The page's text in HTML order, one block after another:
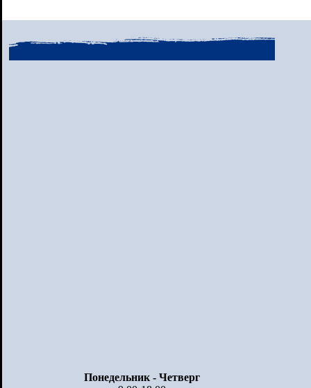
Понедельник - Четверг